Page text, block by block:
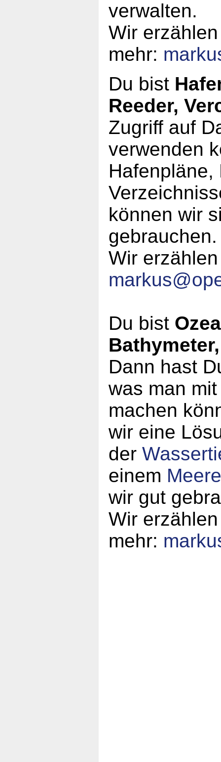
verwalten.
Wir
mehr:
Du bist
Reeder,
Zugriff auf
verwenden
Hafenpläne,
können wir
Wir
markus@
Du bist
Dann hast
was man
machen
wir eine
der
einem
wir gut
Wir
mehr: